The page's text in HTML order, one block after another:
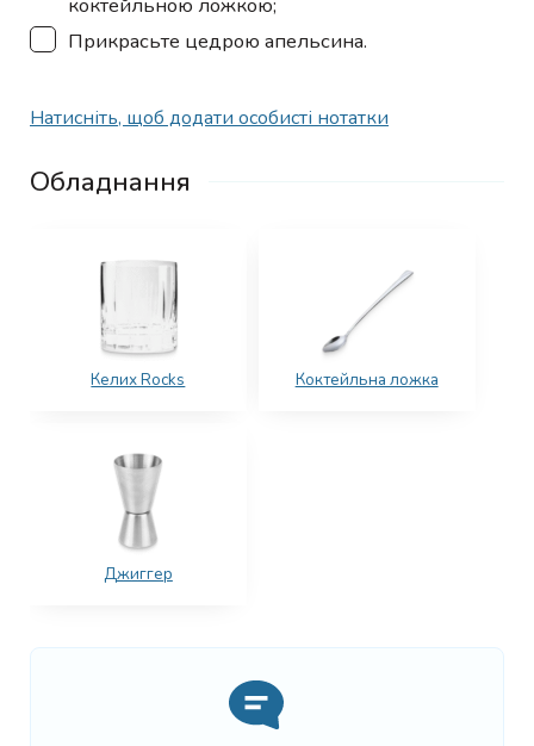
▢
Прикрасьте цедрою апельсина.
Натисніть, щоб додати особисті нотатки
Обладнання
Келих Rocks Коктейльна ложка
Джиггер